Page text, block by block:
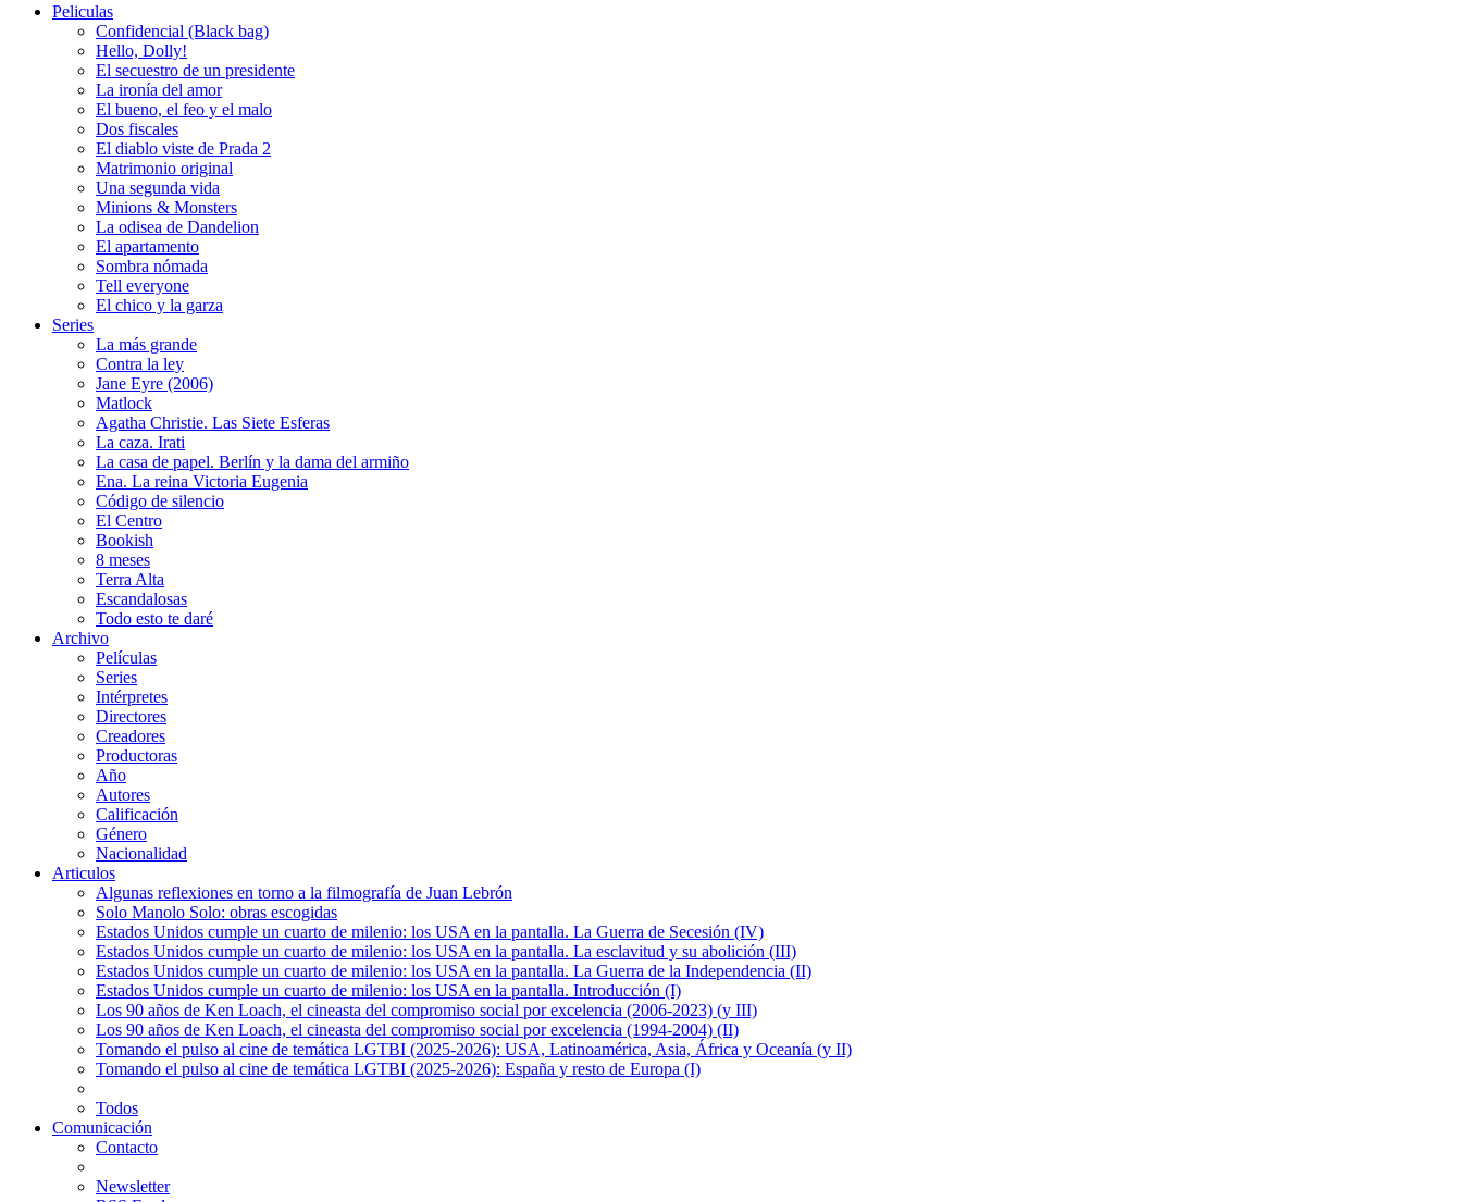
Peliculas
Confidencial (Black bag)
Hello, Dolly!
El secuestro de un presidente
La ironía del amor
El bueno, el feo y el malo
Dos fiscales
El diablo viste de Prada 2
Matrimonio original
Una segunda vida
Minions & Monsters
La odisea de Dandelion
El apartamento
Sombra nómada
Tell everyone
El chico y la garza
Series
La más grande
Contra la ley
Jane Eyre (2006)
Matlock
Agatha Christie. Las Siete Esferas
La caza. Irati
La casa de papel. Berlín y la dama del armiño
Ena. La reina Victoria Eugenia
Código de silencio
El Centro
Bookish
8 meses
Terra Alta
Escandalosas
Todo esto te daré
Archivo
Películas
Series
Intérpretes
Directores
Creadores
Productoras
Año
Autores
Calificación
Género
Nacionalidad
Articulos
Algunas reflexiones en torno a la filmografía de Juan Lebrón
Solo Manolo Solo: obras escogidas
Estados Unidos cumple un cuarto de milenio: los USA en la pantalla. La Guerra de Secesión (IV)
Estados Unidos cumple un cuarto de milenio: los USA en la pantalla. La esclavitud y su abolición (III)
Estados Unidos cumple un cuarto de milenio: los USA en la pantalla. La Guerra de la Independencia (II)
Estados Unidos cumple un cuarto de milenio: los USA en la pantalla. Introducción (I)
Los 90 años de Ken Loach, el cineasta del compromiso social por excelencia (2006-2023) (y III)
Los 90 años de Ken Loach, el cineasta del compromiso social por excelencia (1994-2004) (II)
Tomando el pulso al cine de temática LGTBI (2025-2026): USA, Latinoamérica, Asia, África y Oceanía (y II)
Tomando el pulso al cine de temática LGTBI (2025-2026): España y resto de Europa (I)
Todos
Comunicación
Contacto
Newsletter